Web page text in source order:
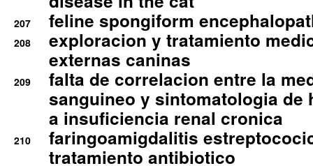
207 feline spongiform
208
exploracion y tratamiento
externas caninas
209
falta de correlacion entre la
sanguineo y sintomatologia de
a insuficiencia renal cronica
210
faringoamigdalitis
tratamiento antibiotico